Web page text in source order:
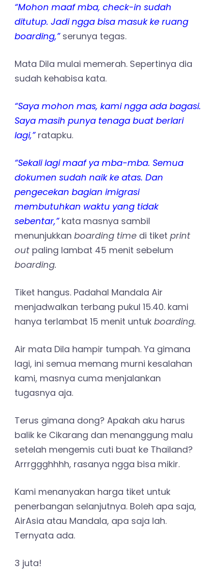
“Mohon maaf mba, check-in sudah
ditutup. Jadi ngga bisa masuk ke ruang
boarding,”serunya tegas.
Mata Dila mulai memerah. Sepertinya dia
sudah kehabisa kata.
“Saya mohon mas, kami ngga ada bagasi.
Saya masih punya tenaga buat berlari
lagi,”ratapku.
“Sekali lagi maaf ya mba-mba. Semua
dokumen sudah naik ke atas. Dan
pengecekan bagian imigrasi
membutuhkan waktu yang tidak
sebentar,”kata masnya sambil
menunjukkan boarding time di tiket print
out paling lambat 45 menit sebelum
boarding.
Tiket hangus. Padahal Mandala Air
menjadwalkan terbang pukul 15.40. kami
hanya terlambat 15 menit untuk boarding.
Air mata Dila hampir tumpah. Ya gimana
lagi, ini semua memang murni kesalahan
kami, masnya cuma menjalankan
tugasnya aja.
Terus gimana dong? Apakah aku harus
balik ke Cikarang dan menanggung malu
setelah mengemis cuti buat ke Thailand?
Arrrggghhhh, rasanya ngga bisa mikir.
Kami menanyakan harga tiket untuk
penerbangan selanjutnya. Boleh apa saja,
AirAsia atau Mandala, apa saja lah.
Ternyata ada.
3 juta!